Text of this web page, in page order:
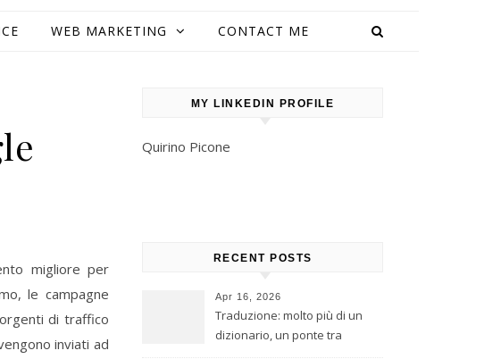
WEB MARKETING CONTACT ME
migliore per
le campagne
di traffico
inviati ad
MY LINKEDIN PROFILE
Quirino Picone
RECENT POSTS
Apr 16, 2026
Traduzione: molto più di un
dizionario, un ponte tra